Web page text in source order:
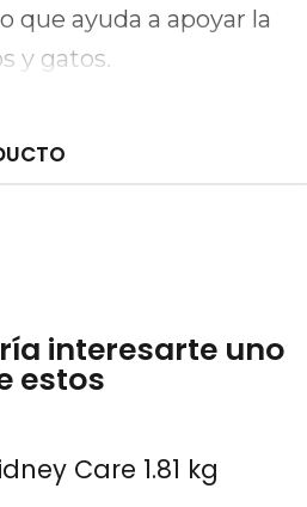
que ayuda a apoyar la
y gatos.
interesarte uno
estos
Care 1.81 kg